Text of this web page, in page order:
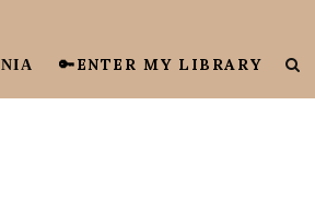
🔑ENTER MY LIBRARY